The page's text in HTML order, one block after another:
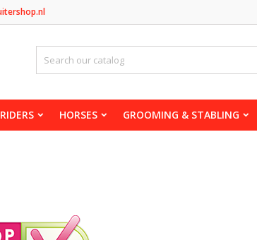
RIDERS HORSES GROOMING & STABLING